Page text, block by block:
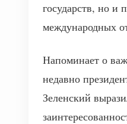
государств, но и
международных
Напоминает о
недавно
Зеленский